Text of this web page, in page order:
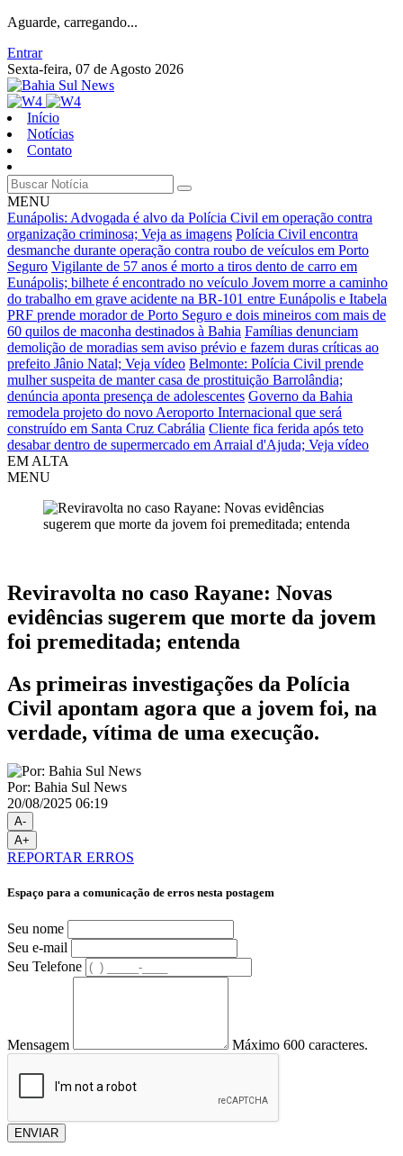
Aguarde, carregando...
Entrar
Sexta-feira, 07 de Agosto 2026
Início
Notícias
Contato
MENU
Eunápolis: Advogada é alvo da Polícia Civil em operação contra
organização criminosa; Veja as imagens Polícia Civil encontra
desmanche durante operação contra roubo de veículos em Porto
Seguro Vigilante de 57 anos é morto a tiros dento de carro em
Eunápolis; bilhete é encontrado no veículo Jovem morre a caminho
do trabalho em grave acidente na BR-101 entre Eunápolis e Itabela
PRF prende morador de Porto Seguro e dois mineiros com mais de
60 quilos de maconha destinados à Bahia Famílias denunciam
demolição de moradias sem aviso prévio e fazem duras críticas ao
prefeito Jânio Natal; Veja vídeo Belmonte: Polícia Civil prende
mulher suspeita de manter casa de prostituição Barrolândia;
denúncia aponta presença de adolescentes Governo da Bahia
remodela projeto do novo Aeroporto Internacional que será
construído em Santa Cruz Cabrália Cliente fica ferida após teto
desabar dentro de supermercado em Arraial d'Ajuda; Veja vídeo
EM ALTA
MENU
Reviravolta no caso Rayane: Novas
evidências sugerem que morte da jovem
foi premeditada; entenda
As primeiras investigações da Polícia
Civil apontam agora que a jovem foi, na
verdade, vítima de uma execução.
Por: Bahia Sul News
20/08/2025 06:19
A-
A+
REPORTAR ERROS
Espaço para a comunicação de erros nesta postagem
Seu nome
Seu e-mail
Seu Telefone
Mensagem Máximo 600 caracteres.
ENVIAR